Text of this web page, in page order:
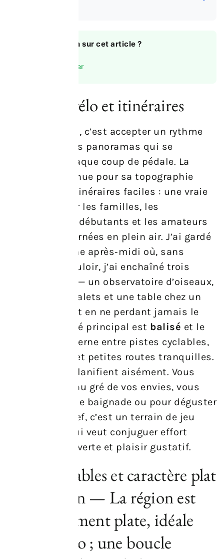
Une question sur cet article ?
Nous contacter
Balades à vélo et itinéraires
Partir à vélo ici, c’est accepter un rythme
plus lent et des panoramas qui se
dévoilent à chaque coup de pédale. La
région est connue pour sa topographie
douce et ses itinéraires faciles : une vraie
invitation pour les familles, les
cyclotouristes débutants et les amateurs
de longues journées en plein air. J’ai gardé
en mémoire une après‑midi où, sans
vraiment le vouloir, j’ai enchaîné trois
petites haltes — un observatoire d’oiseaux,
une plage de galets et une table chez un
vigneron — tout en ne perdant jamais le
sourire. Le tracé principal est balisé et le
revêtement alterne entre pistes cyclables,
voies dédiées et petites routes tranquilles.
Les arrêts se planifient aisément. Vous
pouvez rouler au gré de vos envies, vous
arrêter pour une baignade ou pour déguster
un verre. En bref, c’est un terrain de jeu
parfait pour qui veut conjuguer effort
modéré, découverte et plaisir gustatif.
Pistes cyclables et caractère plat
de la région — La région est
essentiellement plate, idéale
pour le vélo ; une boucle